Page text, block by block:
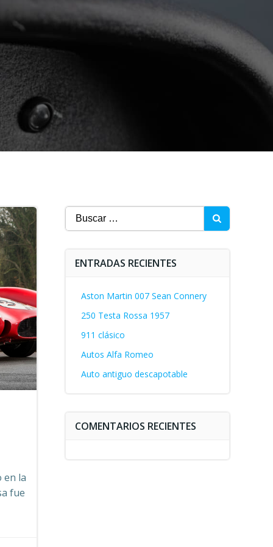
en la
fue
Buscar:
ENTRADAS RECIENTES
Aston Martin 007 Sean Connery
250 Testa Rossa 1957
911 clásico
Autos Alfa Romeo
Auto antiguo descapotable
COMENTARIOS RECIENTES